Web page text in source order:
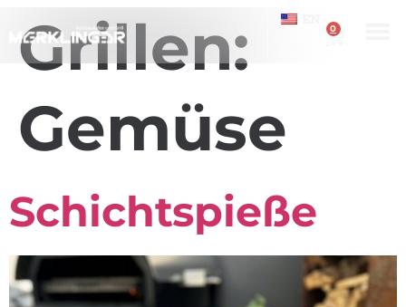
0
Grillen:
Gemüse
Schichtspieße